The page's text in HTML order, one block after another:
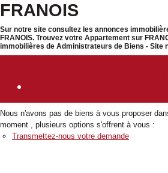
FRANOIS
Sur notre site consultez les annonces
FRANOIS. Trouvez votre Appartement sur
immobilières de Administrateurs de Biens - Site
Nous n'avons pas de biens à vous proposer
moment , plusieurs options s'offrent à vous :
Transmettez-nous votre demande